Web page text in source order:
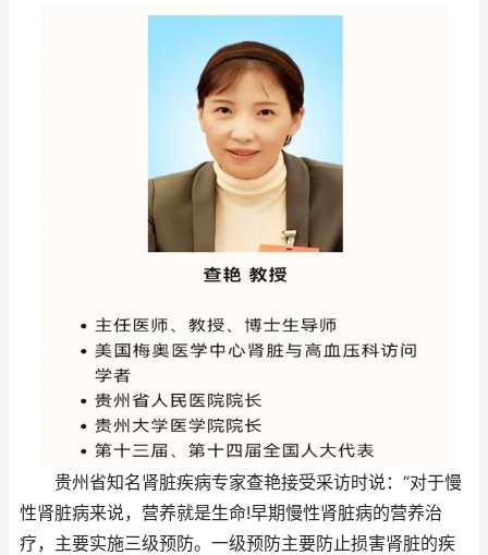
贵州省知名肾脏疾病专家查艳接受采访时说：“对于慢
性肾脏病来说，营养就是生命!早期慢性肾脏病的营养治
疗，主要实施三级预防。一级预防主要防止损害肾脏的疾